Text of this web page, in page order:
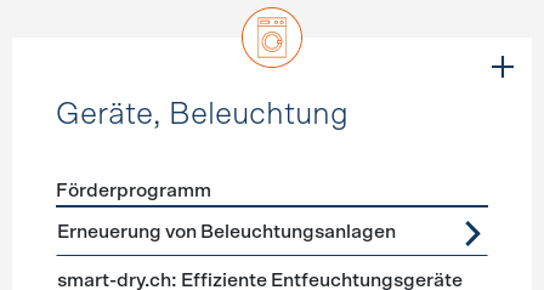
Geräte, Beleuchtung
Förderprogramme Geräte, Beleuchtung
Förderprogramm
Erneuerung von Beleuchtungsanlagen
smart-dry.ch: Effiziente Entfeuchtungsgeräte